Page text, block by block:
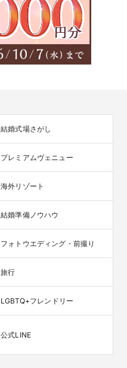
結婚式場さがし
プレミアムヴェニュー
海外リゾート
結婚準備ノウハウ
フォトウエディング・前撮り
旅行
LGBTQ+フレンドリー
公式LINE